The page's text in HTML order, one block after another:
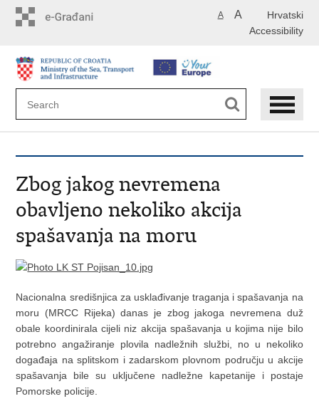
Hrvatski
A A
Accessibility
Zbog jakog nevremena
obavljeno nekoliko akcija
spašavanja na moru
Nacionalna središnjica za usklađivanje traganja i spašavanja na
moru (MRCC Rijeka) danas je zbog jakoga nevremena duž
obale koordinirala cijeli niz akcija spašavanja u kojima nije bilo
potrebno angažiranje plovila nadležnih službi, no u nekoliko
događaja na splitskom i zadarskom plovnom području u akcije
spašavanja bile su uključene nadležne kapetanije i postaje
Pomorske policije.